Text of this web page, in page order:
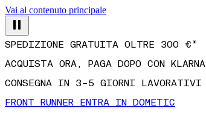
Vai al contenuto principale
SPEDIZIONE GRATUITA OLTRE 300 €*
ACQUISTA ORA, PAGA DOPO CON KLARNA
CONSEGNA IN 3–5 GIORNI LAVORATIVI
FRONT RUNNER ENTRA IN DOMETIC